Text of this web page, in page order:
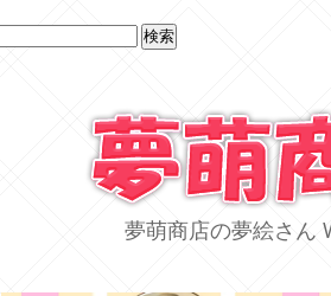
夢萌商店の夢絵さん